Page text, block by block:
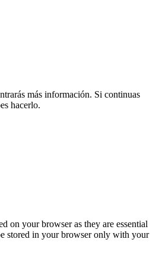
más información. Si continuas
hacerlo.
on your browser as they are essential
stored in your browser only with your